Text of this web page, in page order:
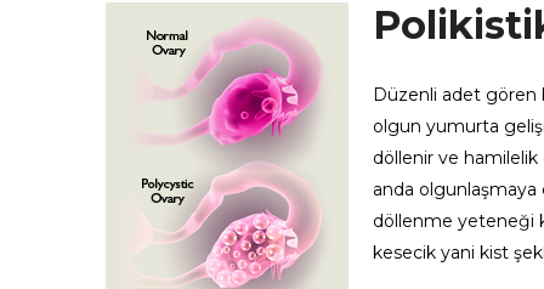
Düzenli adet gören
olgun yumurta
döllenir ve hamilelik
anda olgunlaşmaya
döllenme yeteneği
kesecik yani kist